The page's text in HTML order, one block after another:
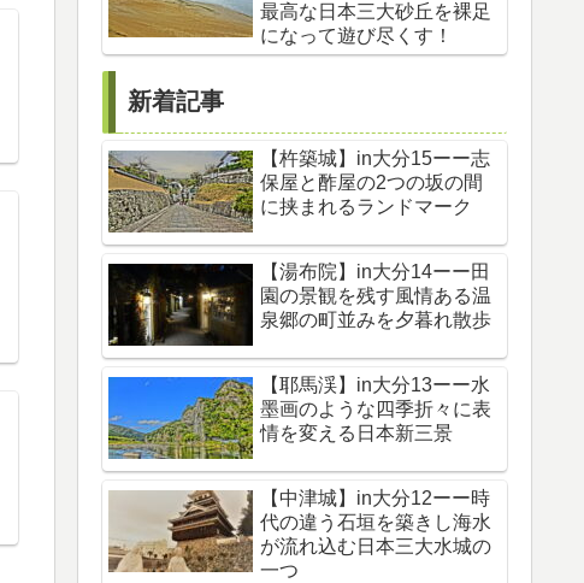
最高な日本三大砂丘を裸足
になって遊び尽くす！
新着記事
【杵築城】in大分15ーー志
保屋と酢屋の2つの坂の間
に挟まれるランドマーク
【湯布院】in大分14ーー田
園の景観を残す風情ある温
泉郷の町並みを夕暮れ散歩
【耶馬渓】in大分13ーー水
墨画のような四季折々に表
情を変える日本新三景
【中津城】in大分12ーー時
代の違う石垣を築きし海水
が流れ込む日本三大水城の
一つ